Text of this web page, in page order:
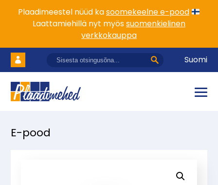
Plaadimeestel nüüd kasoomekeelne e-pood
Laattamiehillä nyt myössuomenkielinen
verkkokauppa
Suomi
E-pood